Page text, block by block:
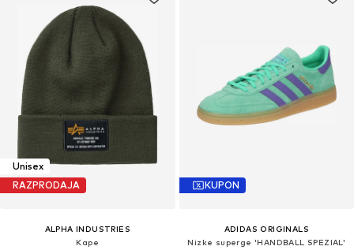
Unisex
RAZPRODAJA
ALPHA INDUSTRIES
Kape
KUPON
ADIDAS ORIGINALS
Nizke superge 'HANDBALL SPEZIAL'